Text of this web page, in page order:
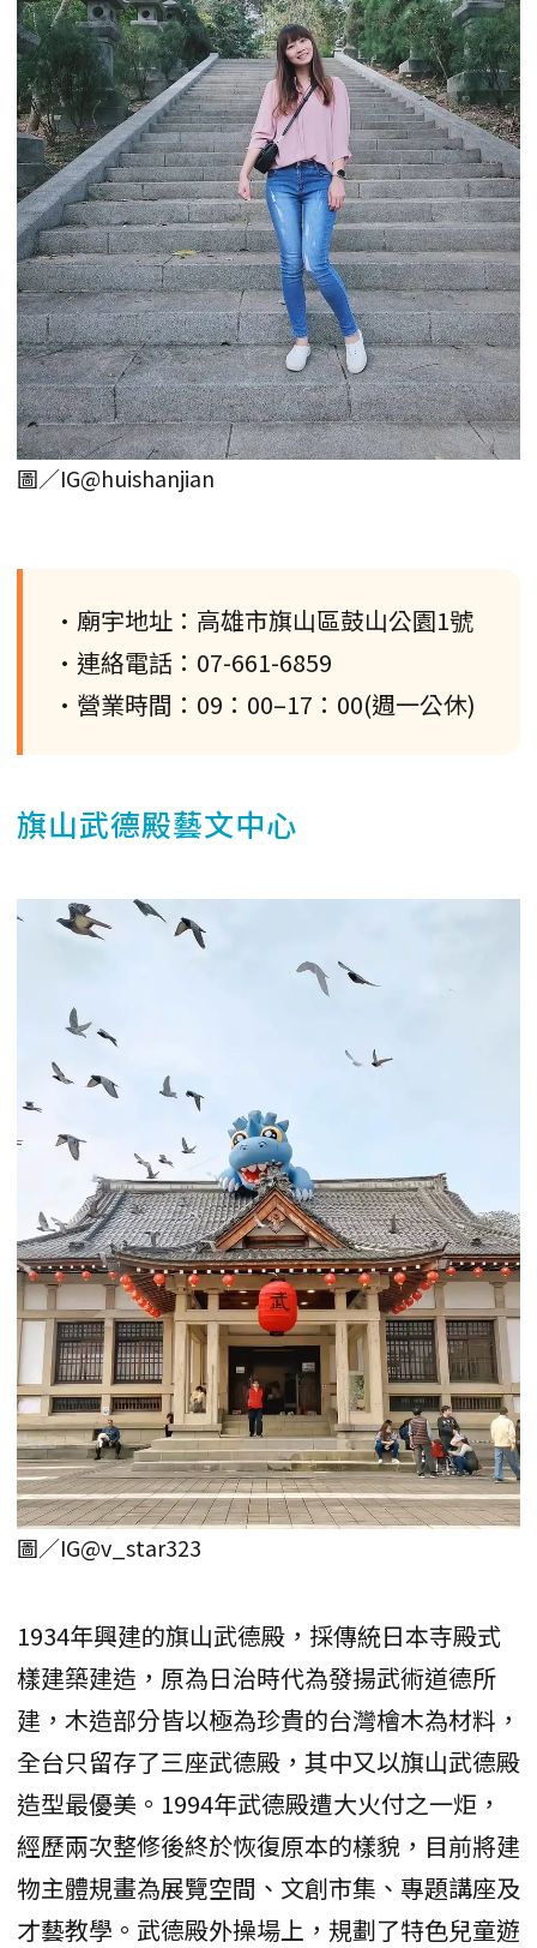
圖／IG@huishanjian
•廟宇地址：高雄市旗山區鼓山公園1號
•連絡電話：07-661-6859
•營業時間：09：00–17：00(週一公休)
旗山武德殿藝文中心
圖／IG@v_star323
1934年興建的旗山武德殿，採傳統日本寺殿式
樣建築建造，原為日治時代為發揚武術道德所
建，木造部分皆以極為珍貴的台灣檜木為材料，
全台只留存了三座武德殿，其中又以旗山武德殿
造型最優美。1994年武德殿遭大火付之一炬，
經歷兩次整修後終於恢復原本的樣貌，目前將建
物主體規畫為展覽空間、文創市集、專題講座及
才藝教學。武德殿外操場上，規劃了特色兒童遊